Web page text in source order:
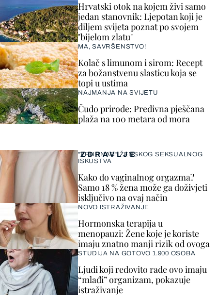
ZDRAVLJE
"VRHUNAC" ŽENSKOG SEKSUALNOG
ISKUSTVA
Kako do vaginalnog orgazma?
Samo 18 % žena može ga doživjeti
isključivo na ovaj način
NOVO ISTRAŽIVANJE
Hormonska terapija u
menopauzi: Žene koje je koriste
imaju znatno manji rizik od ovoga
STUDIJA NA GOTOVO 1.900 OSOBA
Ljudi koji redovito rade ovo imaju
“mlađi” organizam, pokazuje
istraživanje
Hrvatski otok na kojem živi samo
jedan stanovnik: Ljepotan koji je
diljem svijeta poznat po svojem
"bijelom zlatu"
MA, SAVRŠENSTVO!
Kolač s limunom i sirom: Recept
za božanstvenu slasticu koja se
topi u ustima
NAJMANJA NA SVIJETU
Čudo prirode: Predivna pješčana
plaža na 100 metara od mora